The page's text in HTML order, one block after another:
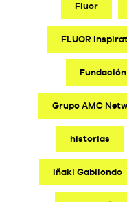
Fluor
FLUOR
Fundación
Grupo AMC
historias
Iñaki Gabilondo